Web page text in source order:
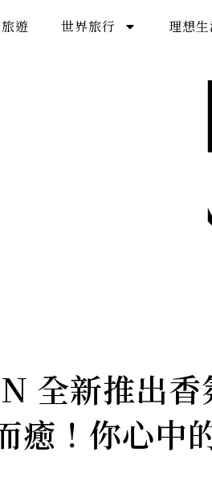
遊 世界旅行 理想
全新推出
癒！你心中